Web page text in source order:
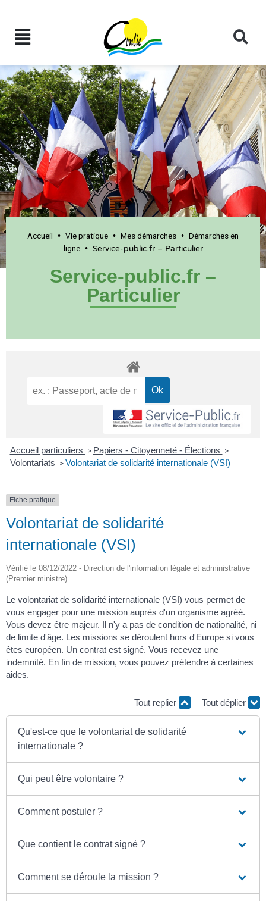
Accueil • Vie pratique • Mes démarches • Démarches en
ligne• Service-public.fr – Particulier
Service-public.fr –
Particulier
Accueil particuliers > Papiers - Citoyenneté - Élections >
Volontariats > Volontariat de solidarité internationale (VSI)
Fiche pratique
Volontariat de solidarité
internationale (VSI)
Vérifié le 08/12/2022 - Direction de l'information légale et administrative
(Premier ministre)
Le volontariat de solidarité internationale (VSI) vous permet de
vous engager pour une mission auprès d'un organisme agréé.
Vous devez être majeur. Il n'y a pas de condition de nationalité, ni
de limite d'âge. Les missions se déroulent hors d'Europe si vous
êtes européen. Un contrat est signé. Vous recevez une
indemnité. En fin de mission, vous pouvez prétendre à certaines
aides.
Tout replier Tout déplier
Qu'est-ce que le volontariat de solidarité
internationale ?
Qui peut être volontaire ?
Comment postuler ?
Que contient le contrat signé ?
Comment se déroule la mission ?